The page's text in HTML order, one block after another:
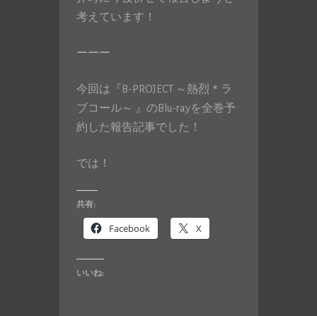
考えています！
ーーー
今回は『B-PROJECT ～熱烈＊ラ
ブコール～ 』のBlu-rayを全巻予
約した報告記事でした！
では！
共有:
Facebook X
いいね: